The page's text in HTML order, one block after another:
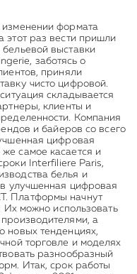
изменении формата
этот раз вести пришли
выставки
заботясь о
приняли
чисто цифровой.
складывается
клиенты и
Компания
и байеров со всего
цифровая
самое касается и
Interfiliere Paris,
белья и
улучшенная цифровая
Платформы начнут
Их можно использовать
а
новых тенденциях,
торговле и моделях
разнообразный
Итак, срок работы